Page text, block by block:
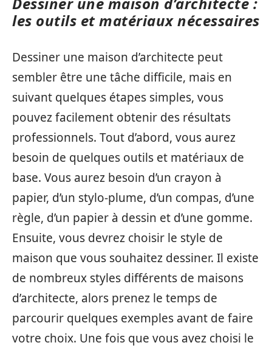
les outils et matériaux nécessaires
Dessiner une maison d’architecte peut
sembler être une tâche difficile, mais en
suivant quelques étapes simples, vous
pouvez facilement obtenir des résultats
professionnels. Tout d’abord, vous aurez
besoin de quelques outils et matériaux de
base. Vous aurez besoin d’un crayon à
papier, d’un stylo-plume, d’un compas, d’une
règle, d’un papier à dessin et d’une gomme.
Ensuite, vous devrez choisir le style de
maison que vous souhaitez dessiner. Il existe
de nombreux styles différents de maisons
d’architecte, alors prenez le temps de
parcourir quelques exemples avant de faire
votre choix. Une fois que vous avez choisi le